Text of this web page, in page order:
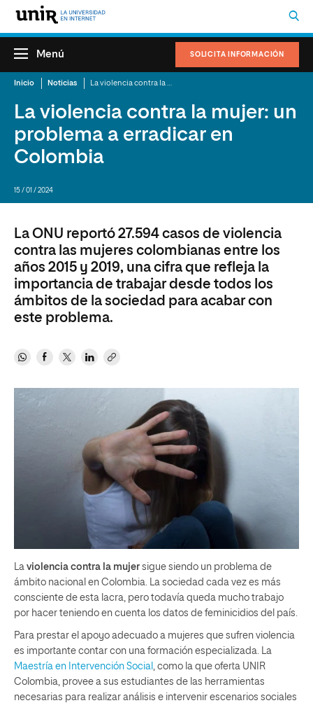
SOLICITA INFORMACIÓN
Menú
Inicio Noticias
La violencia contra la mujer: un
problema a erradicar en
Colombia
15 / 01 / 2024
La ONU reportó 27.594 casos de violencia
contra las mujeres colombianas entre los
años 2015 y 2019, una cifra que refleja la
importancia de trabajar desde todos los
ámbitos de la sociedad para acabar con
este problema.
La violencia contra la mujer sigue siendo un problema de
ámbito nacional en Colombia. La sociedad cada vez es más
consciente de esta lacra, pero todavía queda mucho trabajo
por hacer teniendo en cuenta los datos de feminicidios del país.
Para prestar el apoyo adecuado a mujeres que sufren violencia
es importante contar con una formación especializada. La
Maestría en Intervención Social
, como la que oferta UNIR
Colombia, provee a sus estudiantes de las herramientas
necesarias para realizar análisis e intervenir escenarios sociales